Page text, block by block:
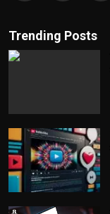
Trending Posts